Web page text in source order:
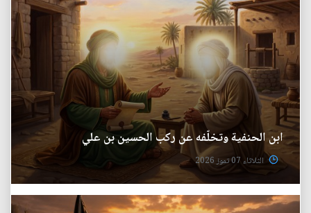
ابن الحنفية وتخلّفه عن ركب الحسين بن علي
الثلاثاء 07 تموز 2026